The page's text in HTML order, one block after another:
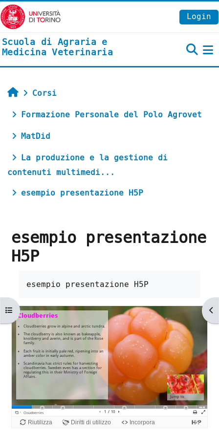
Vai al contenuto principale
Login
Scuola di Agraria e
Medicina Veterinaria
Apri indice del corso
Home
Corsi
Formazione Personale del Polo Agrovet
MatDid
La produzione e la gestione di
contenuti multimedi...
esempio presentazione H5P
esempio presentazione
H5P
esempio presentazione H5P